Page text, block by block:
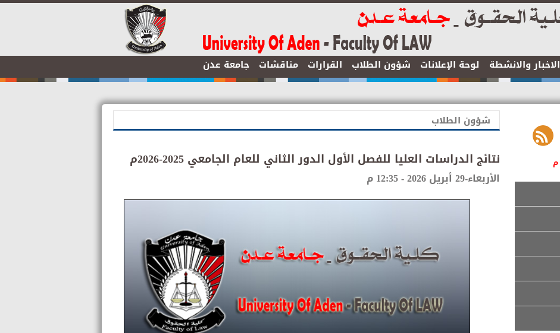
الاخبار والانشطة لوحة الإعلانات شؤون الطلاب القرارات مناقشات جامعة عدن
شؤون الطلاب
نتائج الدراسات العليا للفصل الأول الدور الثاني للعام الجامعي 2025-2026م
الأربعاء-29 أبريل 2026 - 12:35 م